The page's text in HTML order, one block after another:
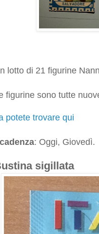
lotto di 21 figurine
figurine sono tutte
potete trovare qui
: Oggi, Giovedì.
sigillata